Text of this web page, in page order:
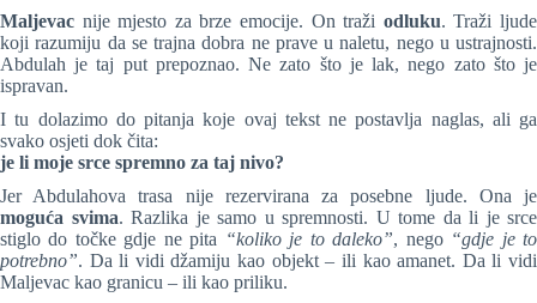
Maljevac nije mjesto za brze emocije. On traži odluku. Traži ljude
koji razumiju da se trajna dobra ne prave u naletu, nego u ustrajnosti.
Abdulah je taj put prepoznao. Ne zato što je lak, nego zato što je
ispravan.
I tu dolazimo do pitanja koje ovaj tekst ne postavlja naglas, ali ga
svako osjeti dok čita:
je li moje srce spremno za taj nivo?
Jer Abdulahova trasa nije rezervirana za posebne ljude. Ona je
moguća svima. Razlika je samo u spremnosti. U tome da li je srce
stiglo do točke gdje ne pita “koliko je to daleko”, nego “gdje je to
potrebno”. Da li vidi džamiju kao objekt – ili kao amanet. Da li vidi
Maljevac kao granicu – ili kao priliku.